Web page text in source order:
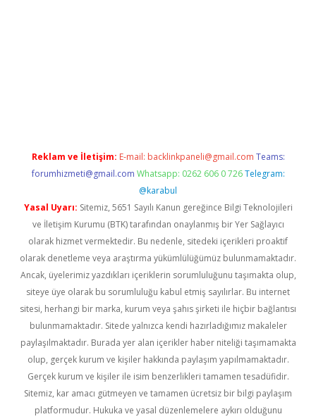
Reklam ve İletişim: E-mail: backlinkpaneli@gmail.com Teams:
forumhizmeti@gmail.com Whatsapp: 0262 606 0 726 Telegram:
@karabul
Yasal Uyarı: Sitemiz, 5651 Sayılı Kanun gereğince Bilgi Teknolojileri
ve İletişim Kurumu (BTK) tarafından onaylanmış bir Yer Sağlayıcı
olarak hizmet vermektedir. Bu nedenle, sitedeki içerikleri proaktif
olarak denetleme veya araştırma yükümlülüğümüz bulunmamaktadır.
Ancak, üyelerimiz yazdıkları içeriklerin sorumluluğunu taşımakta olup,
siteye üye olarak bu sorumluluğu kabul etmiş sayılırlar. Bu internet
sitesi, herhangi bir marka, kurum veya şahıs şirketi ile hiçbir bağlantısı
bulunmamaktadır. Sitede yalnızca kendi hazırladığımız makaleler
paylaşılmaktadır. Burada yer alan içerikler haber niteliği taşımamakta
olup, gerçek kurum ve kişiler hakkında paylaşım yapılmamaktadır.
Gerçek kurum ve kişiler ile isim benzerlikleri tamamen tesadüfidir.
Sitemiz, kar amacı gütmeyen ve tamamen ücretsiz bir bilgi paylaşım
platformudur. Hukuka ve yasal düzenlemelere aykırı olduğunu